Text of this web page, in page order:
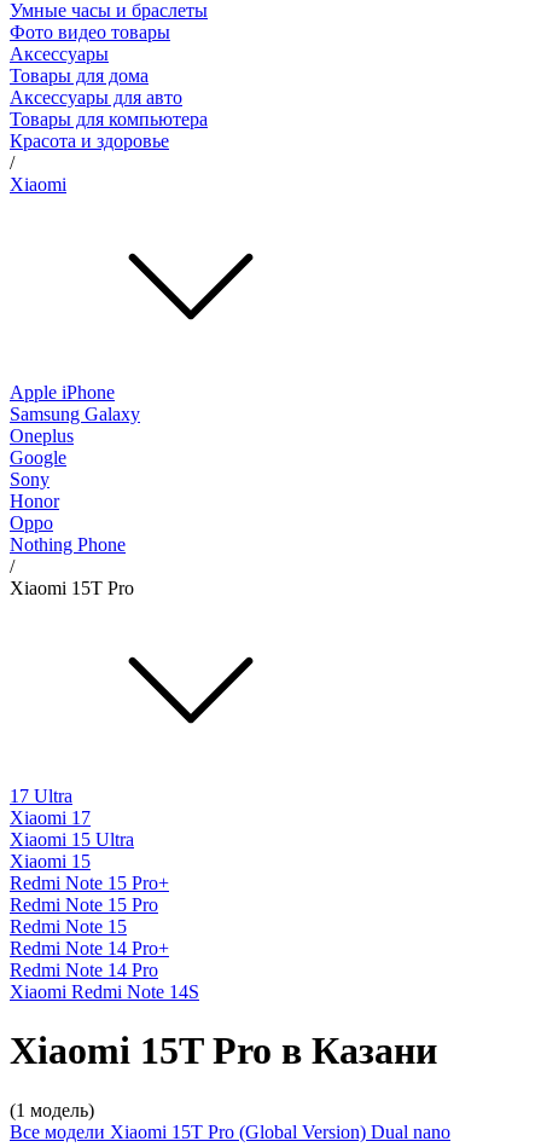
Умные часы и браслеты
Фото видео товары
Аксессуары
Товары для дома
Аксессуары для авто
Товары для компьютера
Красота и здоровье
/
Xiaomi
Apple iPhone
Samsung Galaxy
Oneplus
Google
Sony
Honor
Oppo
Nothing Phone
/
Xiaomi 15T Pro
17 Ultra
Xiaomi 17
Xiaomi 15 Ultra
Xiaomi 15
Redmi Note 15 Pro+
Redmi Note 15 Pro
Redmi Note 15
Redmi Note 14 Pro+
Redmi Note 14 Pro
Xiaomi Redmi Note 14S
Xiaomi 15T Pro в Казани
(1 модель)
Все модели Xiaomi 15T Pro (Global Version) Dual nano